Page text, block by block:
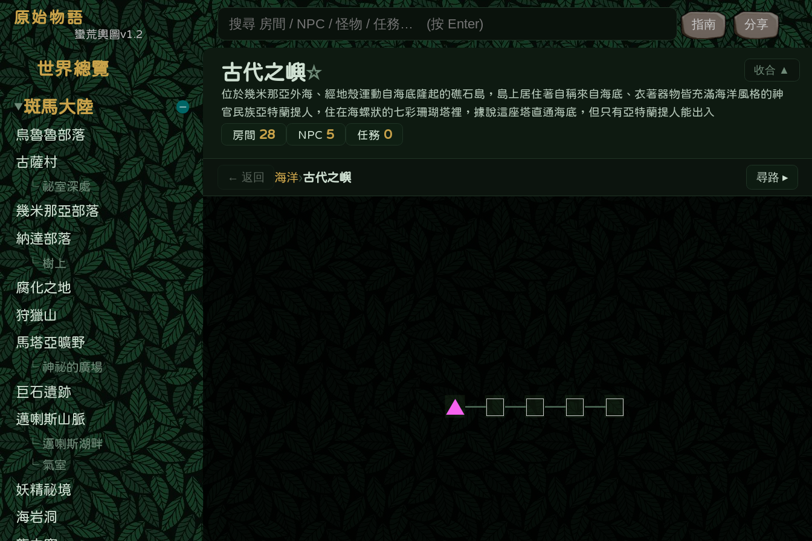
原始物語
🧭蠻荒輿圖v1.2
🌐 世界總覽
▼斑馬大陸
烏魯魯部落
古薩村
└ 祕室深處
幾米那亞部落
納達部落
└ 樹上
腐化之地
狩獵山
馬塔亞曠野
└ 神祕的廣場
巨石遺跡
邁喇斯山脈
└ 邁喇斯湖畔
└ 氣室
妖精祕境
海岩洞
龍之窟
哭號荒原
那馬他他丘陵
石礦山
▼雄獅大陸
亞姆亞姆部落
紅村
馬雅城
└ 溶井中
└ 獻祭之井中
🎲 隨機探索一個區域
收合 ▲
古代之嶼☆
位於幾米那亞外海、經地殼運動自海底隆起的礁石島，島上居住著自稱來自海底、衣著器物皆充滿海洋風格的神
官民族亞特蘭提人，住在海螺狀的七彩珊瑚塔裡，據說這座塔直通海底，但只有亞特蘭提人能出入
房間28 NPC5 任務0
← 返回 海洋 古代之嶼
▲─□─□─□─□